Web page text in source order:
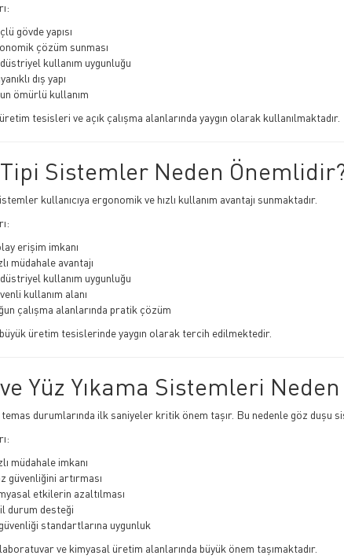
gövde yapısı
çözüm sunması
kullanım uygunluğu
dış yapı
ömürlü kullanım
tesisleri ve açık çalışma alanlarında yaygın olarak kullanılmaktadır.
Sistemler Neden
kullanıcıya ergonomik ve hızlı kullanım avantajı sunmaktadır.
erişim imkanı
müdahale avantajı
kullanım uygunluğu
kullanım alanı
çalışma alanlarında pratik çözüm
üretim tesislerinde yaygın olarak tercih edilmektedir.
Yüz Yıkama Sistemleri
durumlarında ilk saniyeler kritik önem taşır. Bu nedenle göz duşu
müdahale imkanı
güvenliğini artırması
etkilerin azaltılması
durum desteği
standartlarına uygunluk
ve kimyasal üretim alanlarında büyük önem taşımaktadır.